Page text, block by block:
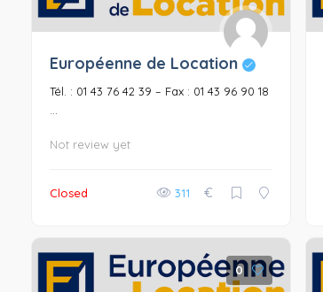
Européenne de Location
Tél. : 01 43 76 42 39 – Fax : 01 43 96 90 18
...
Not review yet
Closed 311 €
0